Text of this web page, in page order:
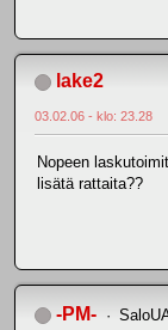
lake2
03.02.06 - klo: 23.28
Nopeen
lisätä rattaita??
-PM-